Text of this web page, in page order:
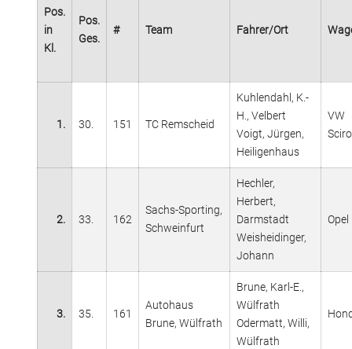
Pos.
in
Kl.
Pos.
Ges.
# Team Fahrer/Ort
1. 30. 151 TC Remscheid
Kuhlendahl, K.-
H., Velbert
Voigt, Jürgen,
Heiligenhaus
VW
2. 33. 162
Sachs-Sporting,
Schweinfurt
Hechler,
Herbert,
Darmstadt
Weisheidinger,
Johann
Opel
3. 35. 161
Autohaus
Brune, Wülfrath
Brune, Karl-E.,
Wülfrath
Odermatt, Willi,
Wülfrath